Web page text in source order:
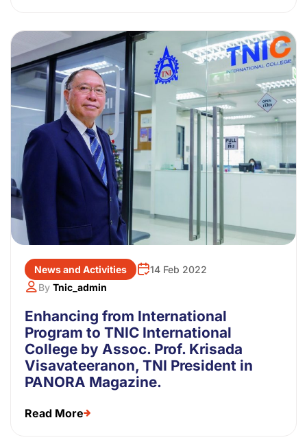
News and Activities
14 Feb 2022
By Tnic_admin
Enhancing from International
Program to TNIC International
College by Assoc. Prof. Krisada
Visavateeranon, TNI President in
PANORA Magazine.
Read More